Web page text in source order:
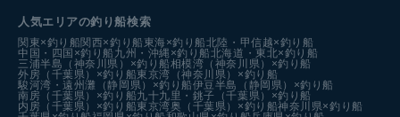
人気エリアの釣り船検索
関東×釣り船関西×釣り船 東海×釣り船北陸・甲信越×釣り船
中国・四国×釣り船 九州・沖縄×釣り船北海道・東北×釣り船
三浦半島（神奈川県）×釣り船相模湾（神奈川県）×釣り船
外房（千葉県）×釣り船東京湾（神奈川県）×釣り船
駿河湾・遠州灘（静岡県）×釣り船伊豆半島（静岡県）×釣り船
南房（千葉県）×釣り船九十九里・銚子（千葉県）×釣り船
内房（千葉県）×釣り船東京湾奥（千葉県）×釣り船神奈川県×釣り船